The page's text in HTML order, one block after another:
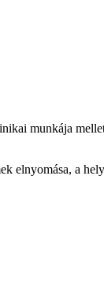
munkája
elnyomása, a